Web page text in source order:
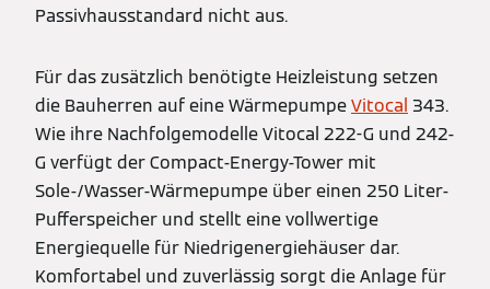
Passivhausstandard nicht aus.
Für das zusätzlich benötigte Heizleistung setzen
die Bauherren auf eine WärmepumpeVitocal 343.
Wie ihre Nachfolgemodelle Vitocal 222-G und 242-
G verfügt der Compact-Energy-Tower mit
Sole-/Wasser-Wärmepumpe über einen 250 Liter-
Pufferspeicher und stellt eine vollwertige
Energiequelle für Niedrigenergiehäuser dar.
Komfortabel und zuverlässig sorgt die Anlage für